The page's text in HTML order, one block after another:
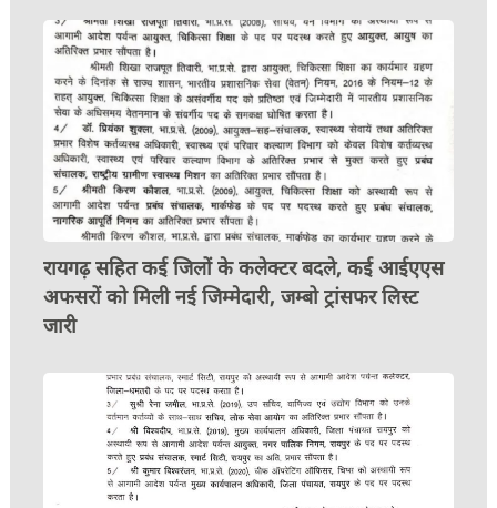
रायगढ़ सहित कई जिलों के कलेक्टर बदले, कई आईएएस
अफसरों को मिली नई जिम्मेदारी, जम्बो ट्रांसफर लिस्ट
जारी